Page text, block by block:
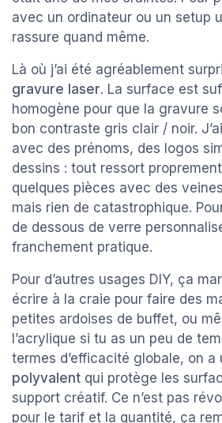
avec un ordinateur ou un setup
rassure quand même.
Là où j’ai été agréablement
gravure laser. La surface est
homogène pour que la gravure
bon contraste gris clair / noir.
avec des prénoms, des logos
dessins : tout ressort
quelques pièces avec des
mais rien de catastrophique.
de dessous de verre
franchement pratique.
Pour d’autres usages DIY, ça
écrire à la craie pour faire des
petites ardoises de buffet, ou
l’acrylique si tu as un peu de
termes d’efficacité globale, on a
polyvalent qui protège les
support créatif. Ce n’est pas
pour le tarif et la quantité, ça